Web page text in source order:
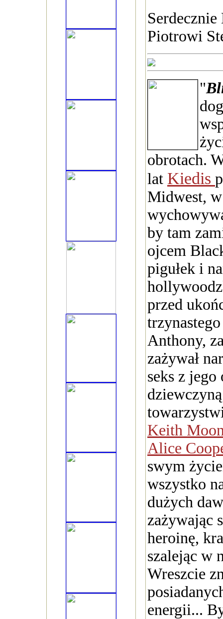
Piotrowi
"
obrotach.
lat Kiedis
Midwest,
by tam
ojcem
pigułek i
przed
Anthony,
zażywał
seks z jego
Keith
Alice
swym
wszystko
dużych
zażywając
heroinę,
szalejąc w
Wreszcie
energii...